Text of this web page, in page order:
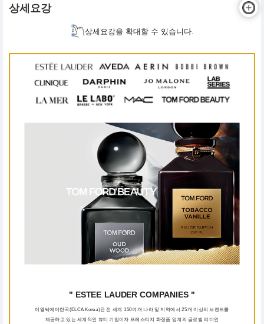
상세요강
상세요강을 확대할 수 있습니다.
" ESTEE LAUDER COMPANIES "
이엘씨에이한국(ELCA Korea)은 전 세계 150여개 나라 및 지역에서 25개 이상의 브랜드를
제공하고 있는 세계적인 뷰티 기업이자 프레스티지 화장품 업계의 글로벌 리더인